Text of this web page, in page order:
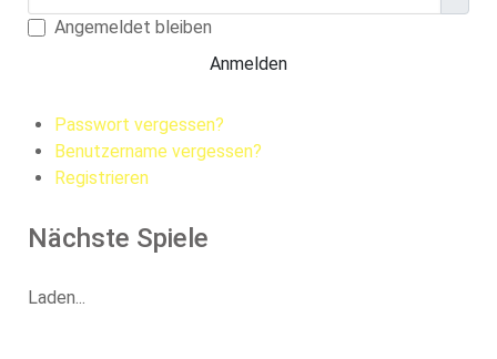
Angemeldet bleiben
Anmelden
Passwort vergessen?
Benutzername vergessen?
Registrieren
Nächste Spiele
Laden...